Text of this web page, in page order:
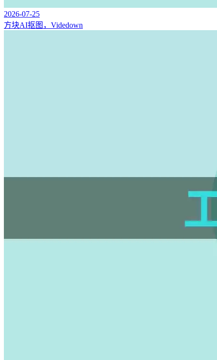
2026-07-25
方块AI抠图，Videdown